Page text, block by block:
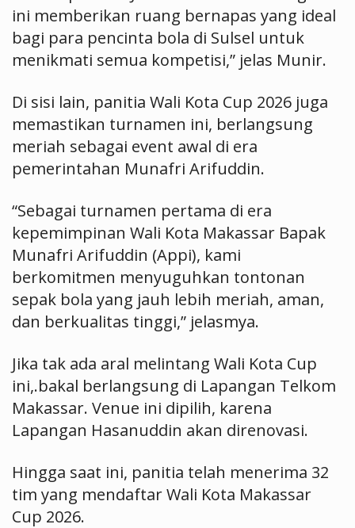
ini memberikan ruang bernapas yang ideal
bagi para pencinta bola di Sulsel untuk
menikmati semua kompetisi,” jelas Munir.
Di sisi lain, panitia Wali Kota Cup 2026 juga
memastikan turnamen ini, berlangsung
meriah sebagai event awal di era
pemerintahan Munafri Arifuddin.
“Sebagai turnamen pertama di era
kepemimpinan Wali Kota Makassar Bapak
Munafri Arifuddin (Appi), kami
berkomitmen menyuguhkan tontonan
sepak bola yang jauh lebih meriah, aman,
dan berkualitas tinggi,” jelasmya.
Jika tak ada aral melintang Wali Kota Cup
ini,.bakal berlangsung di Lapangan Telkom
Makassar. Venue ini dipilih, karena
Lapangan Hasanuddin akan direnovasi.
Hingga saat ini, panitia telah menerima 32
tim yang mendaftar Wali Kota Makassar
Cup 2026.